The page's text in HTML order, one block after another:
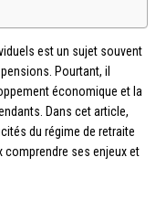
est un sujet souvent
Pourtant, il
économique et la
Dans cet article,
du régime de retraite
comprendre ses enjeux et